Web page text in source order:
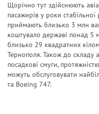
Щорічно тут здійснюють
пасажирів у роки
приймають близько 3 млн
коштувало державі понад
близько 29 квадратних
Тернополя. Також до складу
посадкові смуги,
можуть обслуговувати
та Boeing 747.